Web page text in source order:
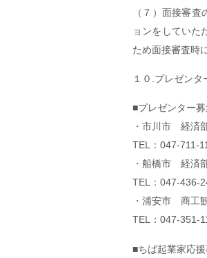
（７）面接審
ョンをしていた
ため面接審査時
１０.プレゼン
■プレゼンター
・市川市 経済
TEL：047-711-
・船橋市 経
TEL：047-436-
・浦安市 商工
TEL：047-351-
■ちば起業家応